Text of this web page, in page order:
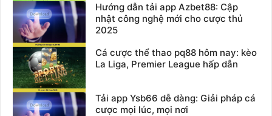
Hướng dẫn tải app Azbet88: Cập
nhật công nghệ mới cho cược thủ
2025
Cá cược thể thao pq88 hôm nay: kèo
La Liga, Premier League hấp dẫn
Tải app Ysb66 dễ dàng: Giải pháp cá
cược mọi lúc, mọi nơi